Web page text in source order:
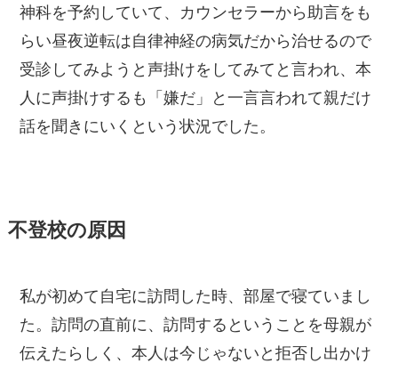
神科を予約していて、カウンセラーから助言をも
らい昼夜逆転は自律神経の病気だから治せるので
受診してみようと声掛けをしてみてと言われ、本
人に声掛けするも「嫌だ」と一言言われて親だけ
話を聞きにいくという状況でした。
不登校の原因
私が初めて自宅に訪問した時、部屋で寝ていまし
た。訪問の直前に、訪問するということを母親が
伝えたらしく、本人は今じゃないと拒否し出かけ